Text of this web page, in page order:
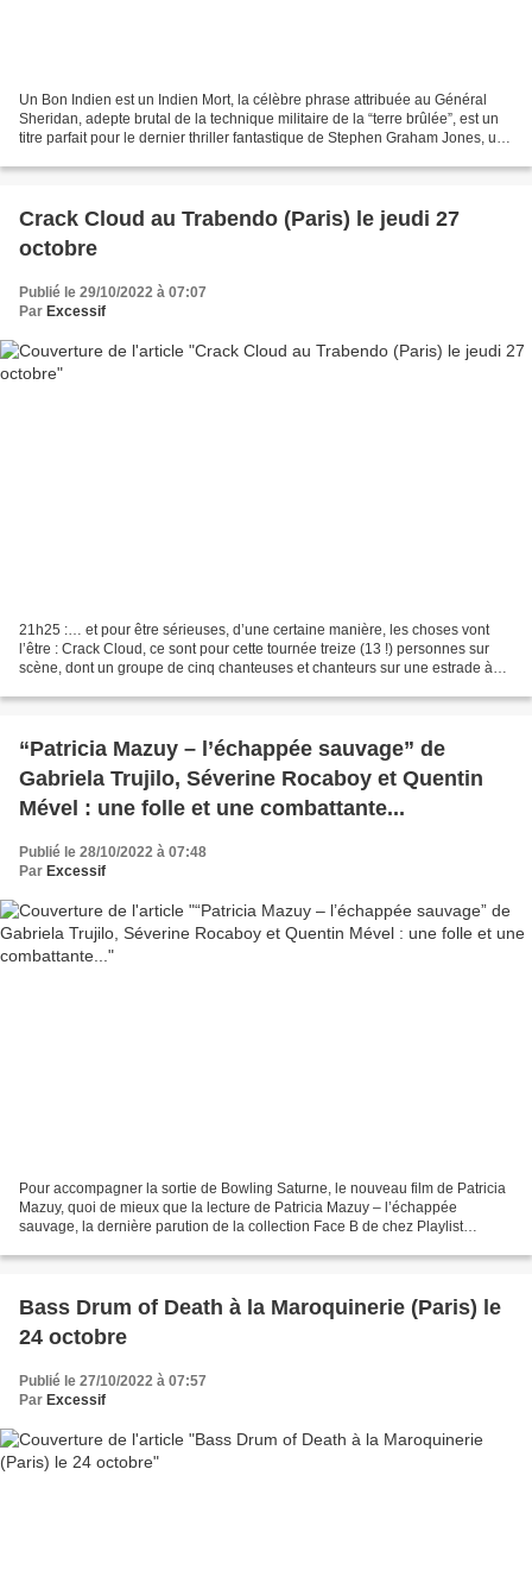
Un Bon Indien est un Indien Mort, la célèbre phrase attribuée au Général
Sheridan, adepte brutal de la technique militaire de la “terre brûlée”, est un
titre parfait pour le dernier thriller fantastique de Stephen Graham Jones, un
Crack Cloud au Trabendo (Paris) le jeudi 27
octobre
Publié le 29/10/2022 à 07:07
Par Excessif
21h25 :… et pour être sérieuses, d’une certaine manière, les choses vont
l’être : Crack Cloud, ce sont pour cette tournée treize (13 !) personnes sur
scène, dont un groupe de cinq chanteuses et chanteurs sur une estrade à
“Patricia Mazuy – l’échappée sauvage” de
Gabriela Trujilo, Séverine Rocaboy et Quentin
Mével : une folle et une combattante...
Publié le 28/10/2022 à 07:48
Par Excessif
Pour accompagner la sortie de Bowling Saturne, le nouveau film de Patricia
Mazuy, quoi de mieux que la lecture de Patricia Mazuy – l’échappée
sauvage, la dernière parution de la collection Face B de chez Playlist
Bass Drum of Death à la Maroquinerie (Paris) le
24 octobre
Publié le 27/10/2022 à 07:57
Par Excessif